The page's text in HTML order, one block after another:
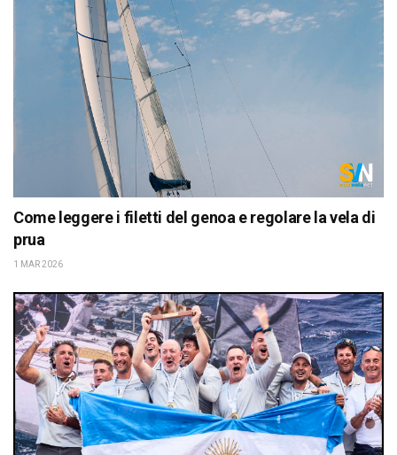
Come leggere i filetti del genoa e regolare la vela di
prua
1 MAR 2026